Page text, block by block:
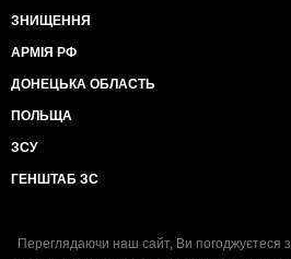
ЗНИЩЕННЯ
АРМІЯ РФ
ДОНЕЦЬКА ОБЛАСТЬ
ПОЛЬЩА
ЗСУ
ГЕНШТАБ ЗС
Переглядаючи наш сайт, Ви погоджуєтеся з